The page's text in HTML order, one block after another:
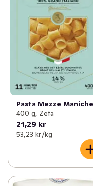
Pasta Mezze Maniche
400 g, Zeta
21,29 kr
53,23 kr /kg